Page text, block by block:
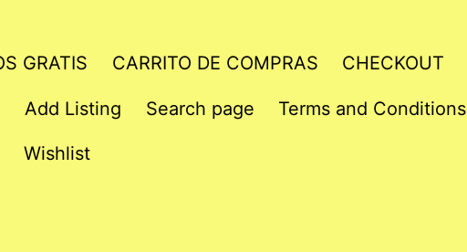
GRATIS CARRITO DE COMPRAS CHECKOUT
Add Listing Search page Terms and Conditions
Wishlist